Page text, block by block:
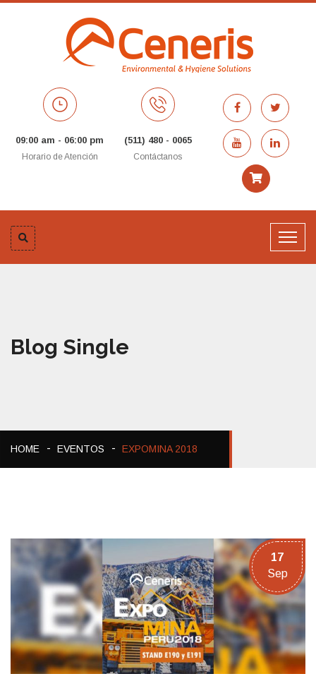
09:00 am - 06:00 pm
Horario de Atención
(511) 480 - 0065
Contáctanos
Blog Single
HOME EVENTOS EXPOMINA 2018
17
Sep